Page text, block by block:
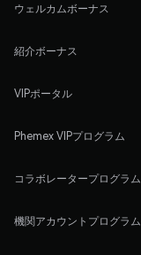
ウェルカムボーナス
紹介ボーナス
VIPポータル
Phemex VIPプログラム
コラボレータープログラム
機関アカウントプログラム